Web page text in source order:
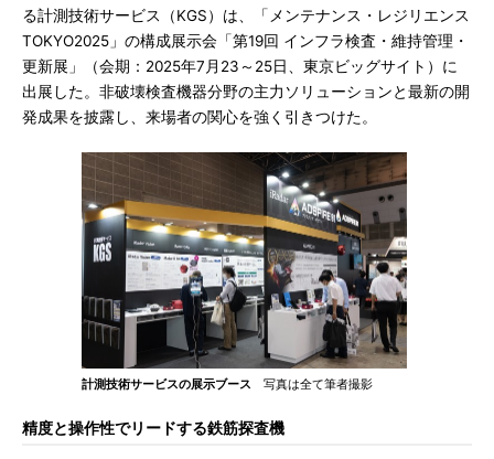
る計測技術サービス（KGS）は、「メンテナンス・レジリエンス
TOKYO2025」の構成展示会「第19回 インフラ検査・維持管理・
更新展」（会期：2025年7月23～25日、東京ビッグサイト）に
出展した。非破壊検査機器分野の主力ソリューションと最新の開
発成果を披露し、来場者の関心を強く引きつけた。
計測技術サービスの展示ブース 写真は全て筆者撮影
精度と操作性でリードする鉄筋探査機